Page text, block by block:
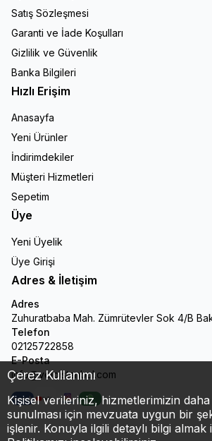
Çerez Kullanımı
Kişisel verileriniz, hizmetlerimizin
sunulması için mevzuata uygun bir
işlenir. Konuyla ilgili detaylı bilgi almak
Satış Sözleşmesi
Garanti ve İade Koşulları
Gizlilik ve Güvenlik
Banka Bilgileri
Hızlı Erişim
Anasayfa
Yeni Ürünler
İndirimdekiler
Müşteri Hizmetleri
Sepetim
Üye
Yeni Üyelik
Üye Girişi
Adres & İletişim
Adres
Zuhuratbaba Mah. Zümrütevler Sok 4/B
Telefon
02125722858
E-Posta
info@veloistanbul.com
Facebook
YoutubeInstagramWhatsApp